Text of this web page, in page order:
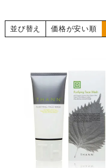
並び替え 価格が安い順